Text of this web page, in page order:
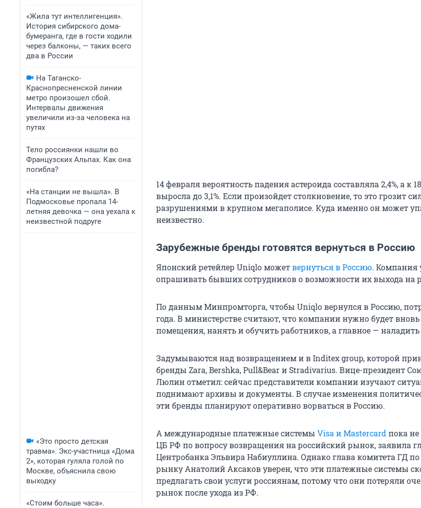
«Жила тут интеллигенция».
История сибирского дома-
бумеранга, где в гости ходили
через балконы, — таких всего
два в России
На Таганско-
Краснопресненской линии
метро произошел сбой.
Интервалы движения
увеличили из-за человека на
путях
Тело россиянки нашли во
Французских Альпах. Как она
погибла?
«На станции не вышла». В
Подмосковье пропала 14-
летняя девочка — она уехала к
неизвестной подруге
«Это просто детская
травма». Экс-участница «Дома
2», которая гуляла голой по
Москве, объяснила свою
выходку
«Стоим больше часа».
14 февраля вероятность падения астероида составляла 2,4%, а к
выросла до 3,1%. Если произойдет столкновение, то это грозит
разрушениями в крупном мегаполисе. Куда именно он может
неизвестно.
Зарубежные бренды готовятся вернуться в Россию
Японский ретейлер Uniqlo можетвернуться в Россию. Компания
опрашивать бывших сотрудников о возможности их выхода на
По данным Минпромторга, чтобы Uniqlo вернулся в Россию,
года. В министерстве считают, что компании нужно будет вновь
помещения, нанять и обучить работников, а главное — наладить
Задумываются над возвращением и в Inditex group, которой
бренды Zara, Bershka, Pull&Bear и Stradivarius. Вице-президент
Люлин отметил: сейчас представители компании изучают
поднимают архивы и документы. В случае изменения
эти бренды планируют оперативно ворваться в Россию.
А международные платежные системы Visa и Mastercard пока
ЦБ РФ по вопросу возвращения на российский рынок, заявила
Центробанка Эльвира Набиуллина. Однако глава комитета ГД
рынку Анатолий Аксаков уверен, что эти платежные системы
предлагать свои услуги россиянам, потому что они потеряли
рынок после ухода из РФ.